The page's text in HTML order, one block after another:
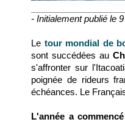
- Initialement publié le
Le tour mondial de
sont succédées au
s'affronter sur
poignée de rideurs
échéances. Le
L'année a